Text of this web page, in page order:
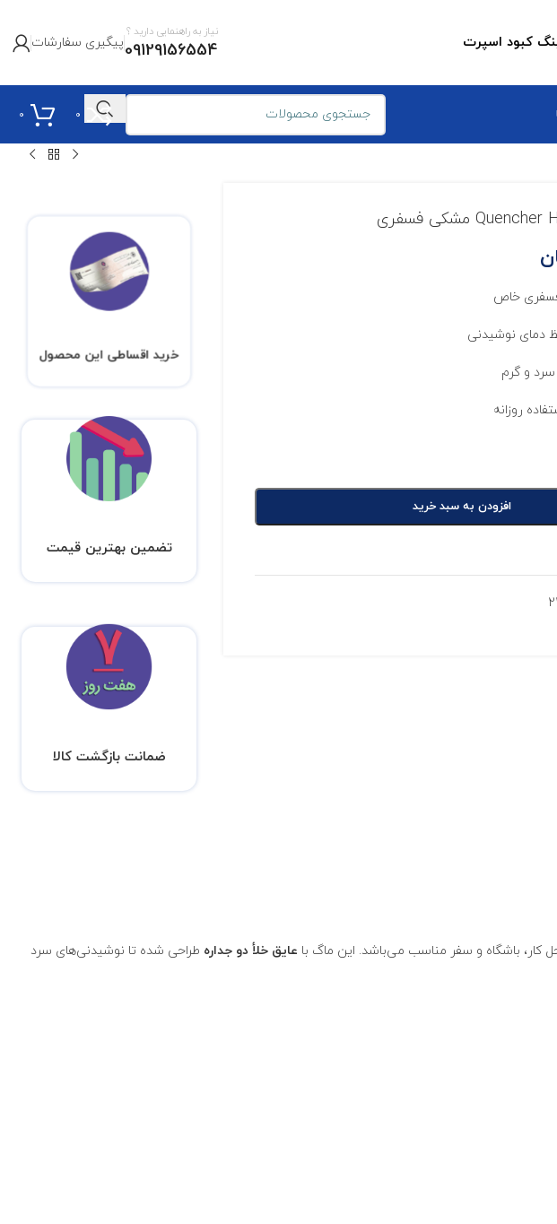
کبود اسپرت
نیاز به راهنمایی دارید ؟
09129156554پیگیری سفارشات
0
0
خاص
دمای نوشیدنی
و گرم
روزانه
افزودن به سبد خرید
خرید اقساطی این محصول
تضمین بهترین قیمت
ضمانت بازگشت کالا
کار، باشگاه و سفر مناسب می‌باشد. این ماگ با عایق خلأ دو جداره طراحی شده تا نوشیدنی‌های سرد